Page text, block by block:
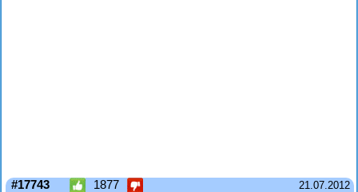
21.07.2012
#17743 1877